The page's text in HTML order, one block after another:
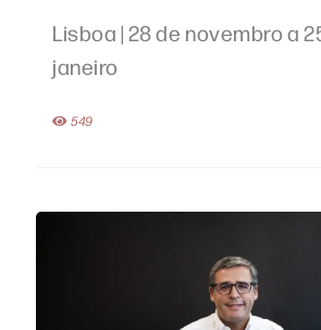
Lisboa | 28 de novembro a
janeiro
549